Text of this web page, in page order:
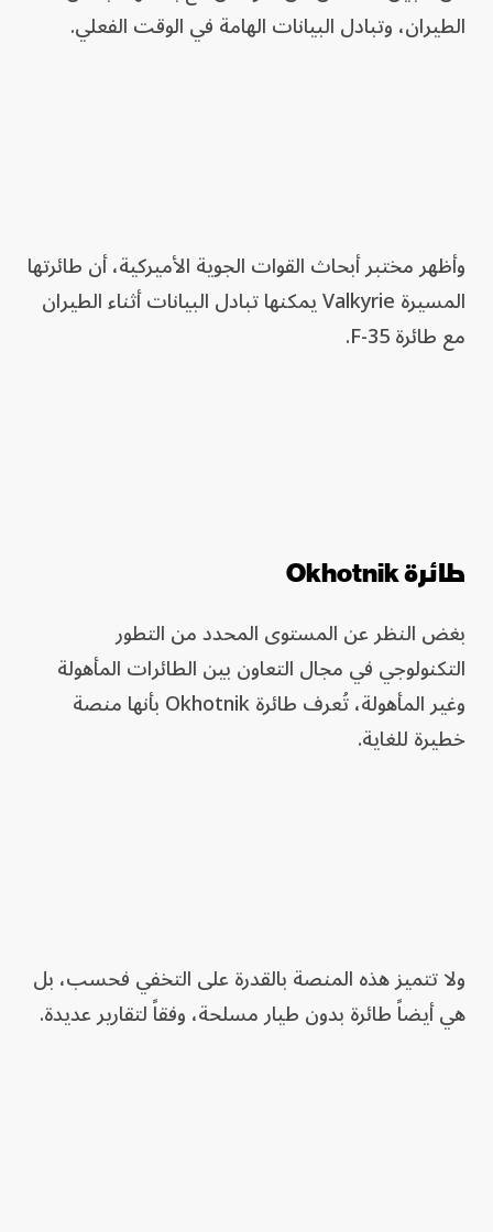
الطيران، وتبادل البيانات الهامة في الوقت الفعلي.
وأظهر مختبر أبحاث القوات الجوية الأميركية، أن طائرتها
المسيرة Valkyrie يمكنها تبادل البيانات أثناء الطيران
مع طائرة F-35.
طائرة Okhotnik
بغض النظر عن المستوى المحدد من التطور
التكنولوجي في مجال التعاون بين الطائرات المأهولة
وغير المأهولة، تُعرف طائرة Okhotnik بأنها منصة
خطيرة للغاية.
ولا تتميز هذه المنصة بالقدرة على التخفي فحسب، بل
هي أيضاً طائرة بدون طيار مسلحة، وفقاً لتقارير عديدة.